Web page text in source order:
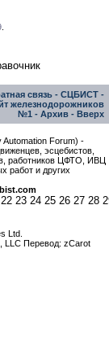
.
связь - СЦБИСТ -
железнодорожников
№1 - Архив - Вверх
Forum) -
эсцебистов,
работников ЦФТО, ИВЦ
работ и других
22 23 24 25 26 27 28
Ltd.
LLC Перевод: zCarot